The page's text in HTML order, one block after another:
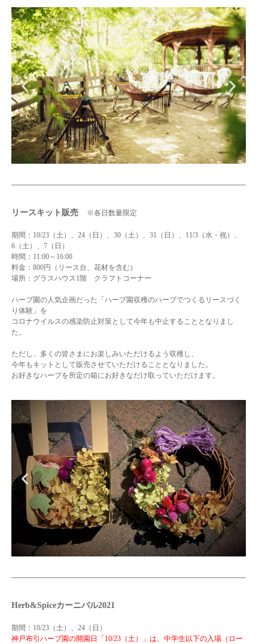
リースキット販売 ※各日数量限定
期間：10/23（土）、24（日）、30（土）、31（ 日）、11/3（水・祝）、
6（土）、7（日）
時間：11:00～16:00
料金：800円（リース台、花材を含む）
場所：グラスハウス1階 クラフトコーナー
ハーブ園の人気企画だった「ハーブ園収穫のハーブでつくるリースづく
り体験」を
コロナウイルスの感染防止対策として今年も中止することとなりまし
た。
ただし、多くの皆さまにお楽しみいただけるよう収穫し、
今年もキットとして販売させていただけることとなりました。
お好きなハーブを所定の箱にお好きなだけ取っていただけます。
Herb&Spiceカーニバル2021
期間：10/23（土）、24（日）
神戸布引ハーブ園の開園日「10/23（土）」は、中学生以下の入場（ロー